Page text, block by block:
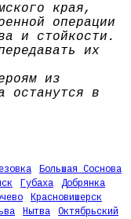
края,
операции
и стойкости.
их
из
останутся в
Большая Соснова
Губаха
Добрянка
Красновишерск
Нытва
Октябрьский